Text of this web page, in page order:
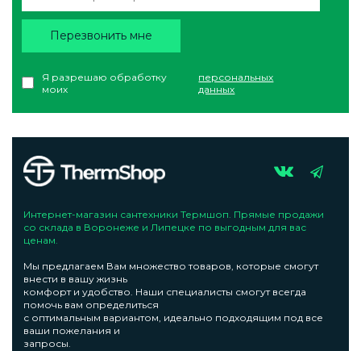
Я разрешаю обработку
моих
персональных
данных
Перезвонить мне
Интернет-магазин сантехники Термшоп. Прямые продажи
со склада в Воронеже и Липецке по выгодным для вас
ценам.
Мы предлагаем Вам множество товаров, которые смогут
внести в вашу жизнь
комфорт и удобство. Наши специалисты смогут всегда
помочь вам определиться
с оптимальным вариантом, идеально подходящим под все
ваши пожелания и
запросы.